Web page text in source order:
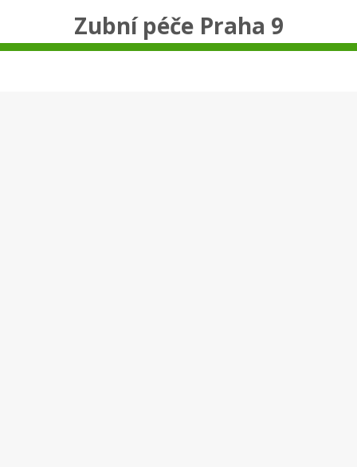
Zubní péče Praha 9